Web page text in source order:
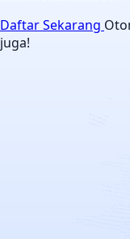
Daftar Sekarang
juga!